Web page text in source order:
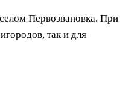
Первозвановка. При
так и для